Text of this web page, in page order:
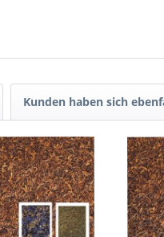
Kunden haben sich